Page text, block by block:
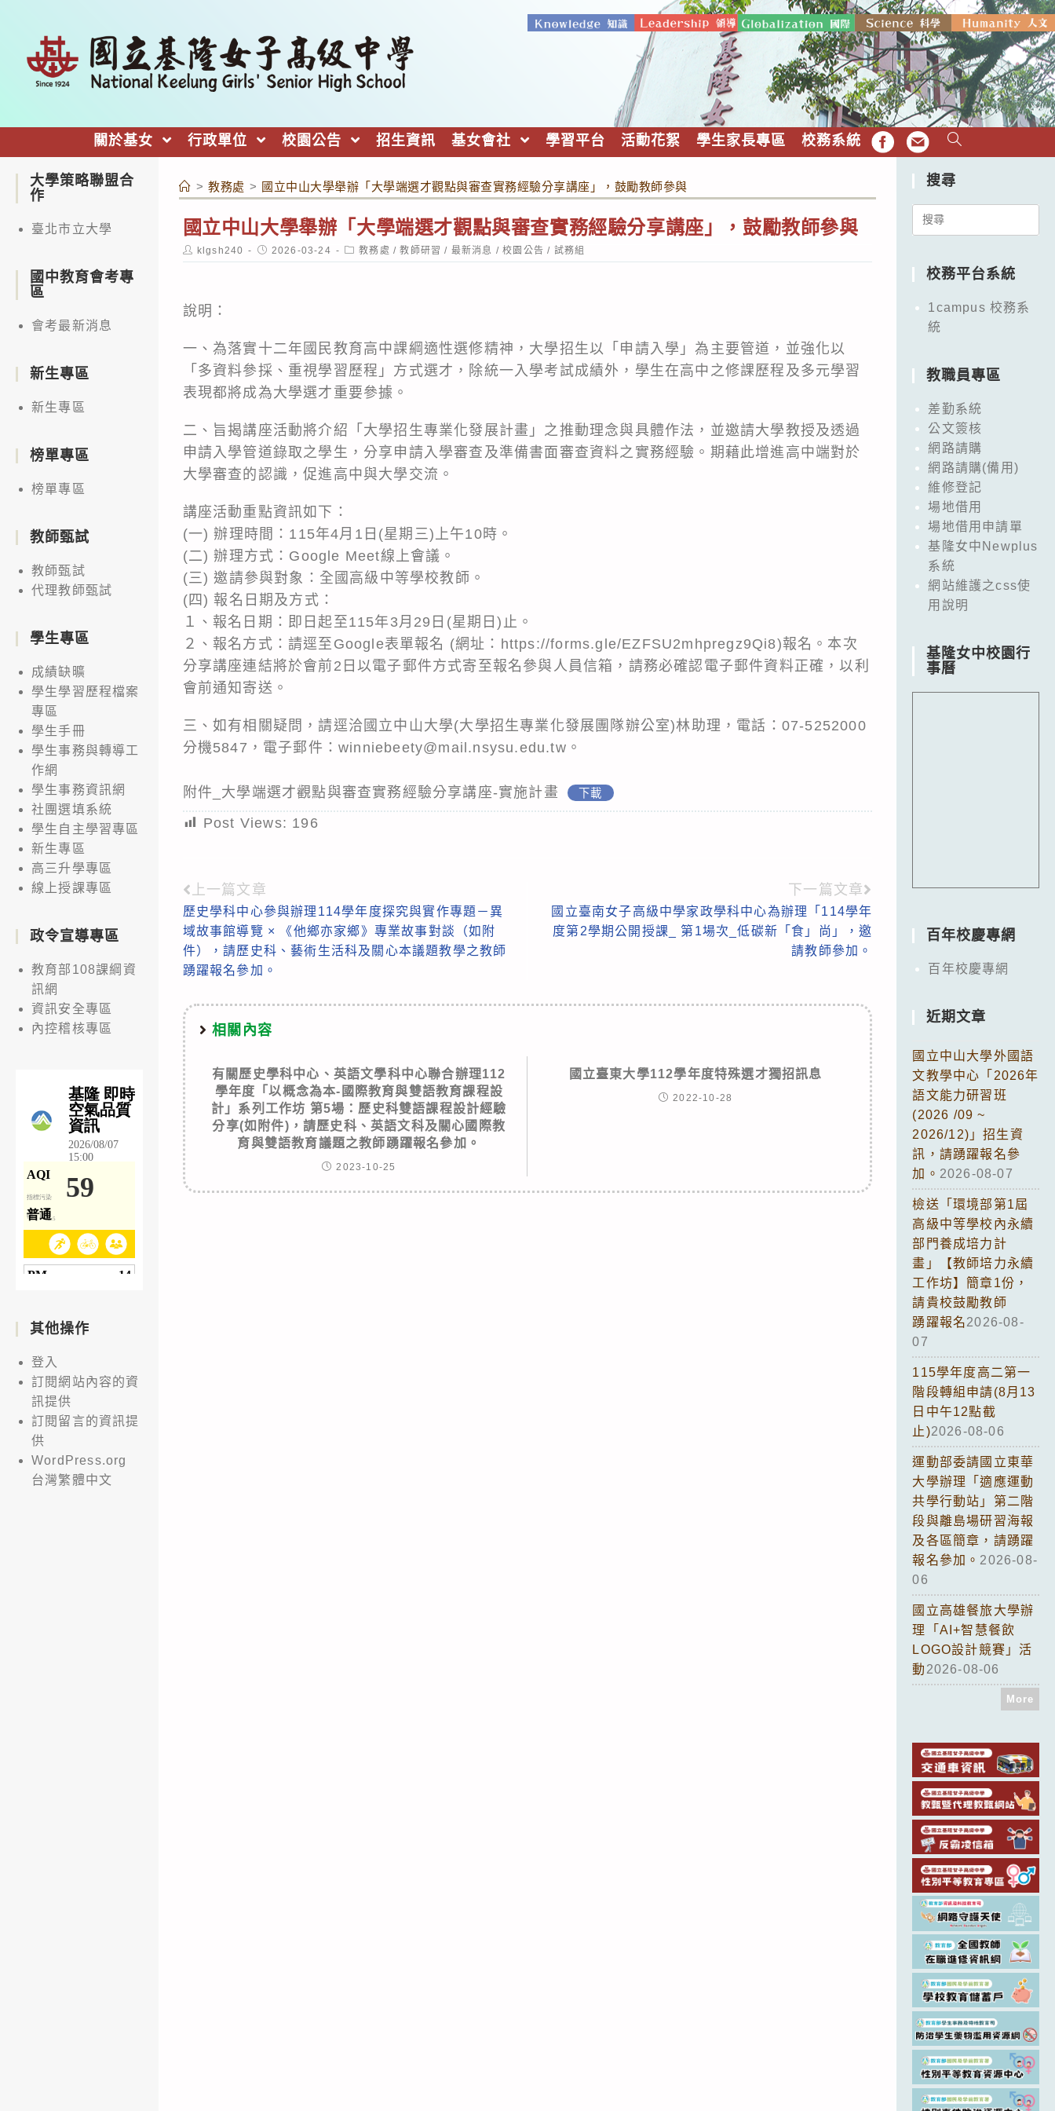
關於基女 行政單位 校園公告 招生資訊 基女會社 學習平台 活動花絮 學生家長專區 校務系統 FB EMAIL
> 教務處 > 國立中山大學舉辦「大學端選才觀點與審查實務經驗分享講座」，鼓勵教師參與
國立中山大學舉辦「大學端選才觀點與審查實務經驗分享講座」，鼓勵教師參與
Post
author:
klgsh240
Post
published:
2026-03-24
Post
category:
教務處 / 教師研習 / 最新消息 / 校園公告 / 試務組
說明：
一、為落實十二年國民教育高中課綱適性選修精神，大學招生以「申請入學」為主要管道，並強化以
「多資料參採、重視學習歷程」方式選才，除統一入學考試成績外，學生在高中之修課歷程及多元學習
表現都將成為大學選才重要參據。
二、旨揭講座活動將介紹「大學招生專業化發展計畫」之推動理念與具體作法，並邀請大學教授及透過
申請入學管道錄取之學生，分享申請入學審查及準備書面審查資料之實務經驗。期藉此增進高中端對於
大學審查的認識，促進高中與大學交流。
講座活動重點資訊如下：
(一) 辦理時間：115年4月1日(星期三)上午10時。
(二) 辦理方式：Google Meet線上會議。
(三) 邀請參與對象：全國高級中等學校教師。
(四) 報名日期及方式：
１、報名日期：即日起至115年3月29日(星期日)止。
２、報名方式：請逕至Google表單報名 (網址： https://forms.gle/EZFSU2mhpregz9Qi8)報名。本次
分享講座連結將於會前2日以電子郵件方式寄至報名參與人員信箱，請務必確認電子郵件資料正確，以利
會前通知寄送。
三、如有相關疑問，請逕洽國立中山大學(大學招生專業化發展團隊辦公室)林助理，電話：07-5252000
分機5847，電子郵件：winniebeety@mail.nsysu.edu.tw。
附件_大學端選才觀點與審查實務經驗分享講座-實施計畫 下載
Post Views: 196
Read
more
articles
上一篇文章
歷史學科中心參與辦理114學年度探究與實作專題－異
域故事館導覽 × 《他鄉亦家鄉》專業故事對談（如附
件），請歷史科、藝術生活科及關心本議題教學之教師
踴躍報名參加。
下一篇文章
國立臺南女子高級中學家政學科中心為辦理「114學年
度第2學期公開授課_ 第1場次_低碳新「食」尚」，邀
請教師參加。
相關內容
有關歷史學科中心、英語文學科中心聯合辦理112
學年度「以概念為本-國際教育與雙語教育課程設
計」系列工作坊 第5場：歷史科雙語課程設計經驗
分享(如附件)，請歷史科、英語文科及關心國際教
育與雙語教育議題之教師踴躍報名參加。
2023-10-25
國立臺東大學112學年度特殊選才獨招訊息
2022-10-28
大學策略聯盟合
作
臺北市立大學
國中教育會考專
區
會考最新消息
新生專區
新生專區
榜單專區
榜單專區
教師甄試
教師甄試
代理教師甄試
學生專區
成績缺曠
學生學習歷程檔案
專區
學生手冊
學生事務與轉導工
作網
學生事務資訊網
社團選填系統
學生自主學習專區
新生專區
高三升學專區
線上授課專區
政令宣導專區
教育部108課綱資
訊網
資訊安全專區
內控稽核專區
其他操作
登入
訂閱網站內容的資
訊提供
訂閱留言的資訊提
供
WordPress.org
台灣繁體中文
搜尋
Search
校務平台系統
1campus 校務系
統
教職員專區
差勤系統
公文簽核
網路請購
網路請購(備用)
維修登記
場地借用
場地借用申請單
基隆女中Newplus
系統
網站維護之css使
用說明
基隆女中校園行
事曆
百年校慶專網
百年校慶專網
近期文章
國立中山大學外國語
文教學中心「2026年
語文能力研習班
(2026 /09 ~
2026/12)」招生資
訊，請踴躍報名參
加。 2026-08-07
檢送「環境部第1屆
高級中等學校內永續
部門養成培力計
畫」【教師培力永續
工作坊】簡章1份，
請貴校鼓勵教師
踴躍報名2026-08-
07
115學年度高二第一
階段轉組申請(8月13
日中午12點截
止)2026-08-06
運動部委請國立東華
大學辦理「適應運動
共學行動站」第二階
段與離島場研習海報
及各區簡章，請踴躍
報名參加。 2026-08-
06
國立高雄餐旅大學辦
理「AI+智慧餐飲
LOGO設計競賽」活
動 2026-08-06
More